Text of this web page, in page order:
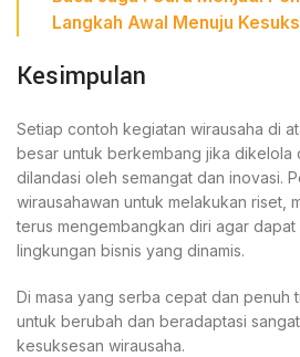
Langkah Awal Menuju
Kesimpulan
Setiap contoh kegiatan wirausaha di
besar untuk berkembang jika dikelola
dilandasi oleh semangat dan inovasi.
wirausahawan untuk melakukan riset,
terus mengembangkan diri agar dapat
lingkungan bisnis yang dinamis.
Di masa yang serba cepat dan penuh
untuk berubah dan beradaptasi
kesuksesan wirausaha.